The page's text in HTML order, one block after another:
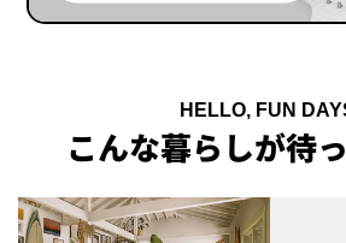
HELLO, FUN
こんな暮らしが待